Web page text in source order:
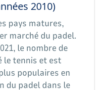
2010)
pays matures,
marché du padel.
le nombre de
le tennis et est
populaires en
du padel dans le